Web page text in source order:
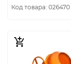
Код товара: 026470